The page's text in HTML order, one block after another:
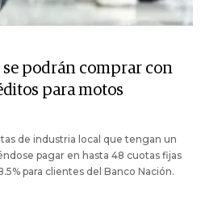
se podrán comprar con
para motos
de industria local que tengan un
pagar en hasta 48 cuotas fijas
para clientes del Banco Nación.